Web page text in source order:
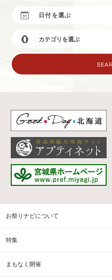
お祭りナビについて
特集
まもなく開催